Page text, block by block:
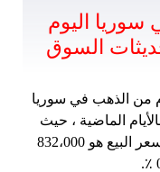
اليوم
السوق
من الذهب في سوريا
الماضية ، حيث
بلغ سعر الشراء 815000 جنيه سوري وسعر البيع هو 832،000